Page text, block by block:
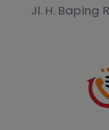
Jl. H. Baping